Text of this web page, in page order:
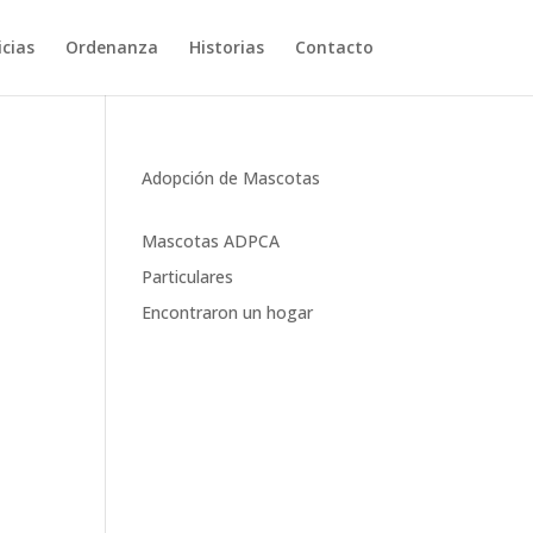
Ordenanza Historias Contacto
Adopción de Mascotas
Mascotas ADPCA
Particulares
Encontraron un hogar